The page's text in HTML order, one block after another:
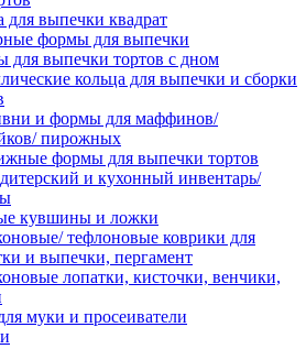
выпечки квадрат
формы для выпечки
для выпечки тортов с дном
кольца для выпечки и сборки
и формы для маффинов/
пирожных
формы для выпечки тортов
и кухонный инвентарь/
кувшины и ложки
тефлоновые коврики для
и выпечки, пергамент
лопатки, кисточки, венчики,
муки и просеиватели